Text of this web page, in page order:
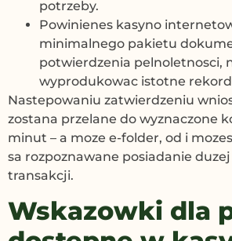
potrzeby.
Powinienes kasyno
minimalnego pakietu
potwierdzenia pelnoletnosci,
wyprodukowac istotne
Nastepowaniu zatwierdzeniu
zostana przelane do wyznaczone
minut – a moze e-folder, od i
sa rozpoznawane posiadanie
transakcji.
Wskazowki dla